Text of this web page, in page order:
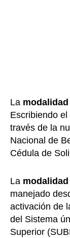
La modalidad
Escribiendo
través de la
Nacional de
Cédula de
La
manejado
activación de
del Sistema
Superior